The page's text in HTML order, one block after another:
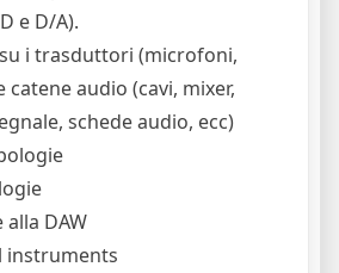
e D/A).
i trasduttori (microfoni,
catene audio (cavi, mixer,
schede audio, ecc)
DAW
instruments